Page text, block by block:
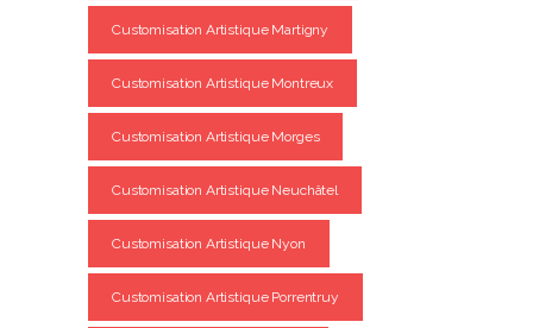
Customisation Artistique Martigny
Customisation Artistique Montreux
Customisation Artistique Morges
Customisation Artistique Neuchâtel
Customisation Artistique Nyon
Customisation Artistique Porrentruy